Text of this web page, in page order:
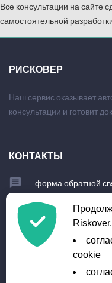
Все консультации на
самостоятельной
РИСКОВЕР
Наш сервис оказывает
консультации и готовит
КОНТАКТЫ
форма обратной
+7 (903) 779-23-95
info@riskover.ru
cookie